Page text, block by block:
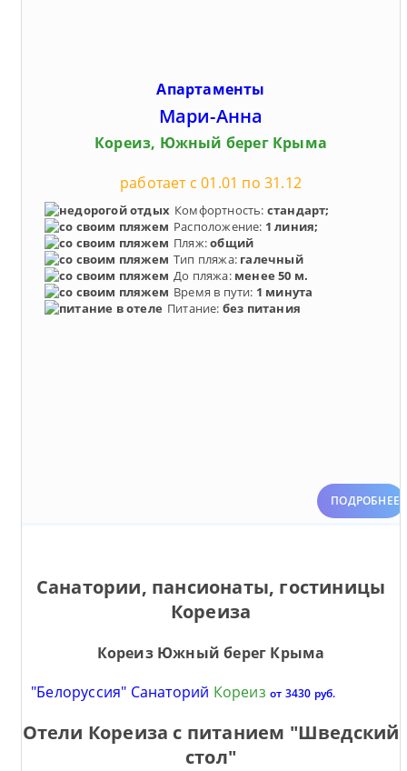
Апартаменты
Мари-Анна
Кореиз, Южный берег Крыма
работает с 01.01 по 31.12
Комфортность: стандарт;
Расположение: 1 линия;
Пляж:общий
Тип пляжа: галечный
До пляжа:менее 50 м.
Время в пути: 1 минута
Питание: без питания
ПОДРОБНЕЕ
Cанатории, пансионаты, гостиницы
Кореиза
Кореиз Южный берег Крыма
"Белоруссия" Санаторий Кореиз от 3430 руб.
Отели Кореиза c питанием "Шведский
стол"